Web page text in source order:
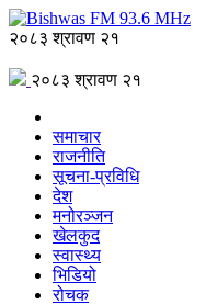
२०८३ श्रावण २१
२०८३ श्रावण २१
समाचार
राजनीति
सूचना-प्रविधि
देश
मनोरञ्जन
खेलकुद
स्वास्थ्य
भिडियो
रोचक